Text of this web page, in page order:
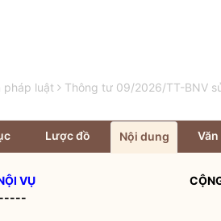
pháp luật
Thông tư 09/2026/TT-BNV
Lược đồ Nội dung
VỤ